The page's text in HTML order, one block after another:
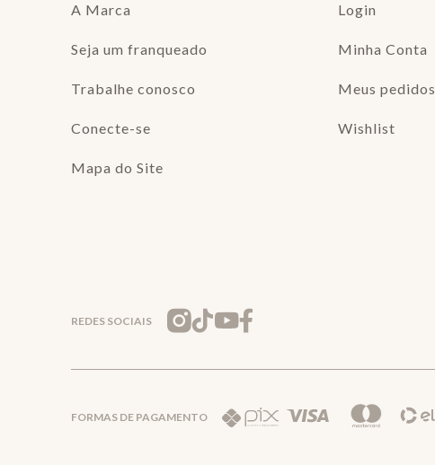
A Marca
Seja um franqueado
Trabalhe conosco
Conecte-se
Mapa do Site
Login
Minha Conta
Meus pedidos
Wishlist
REDES SOCIAIS
FORMAS DE PAGAMENTO